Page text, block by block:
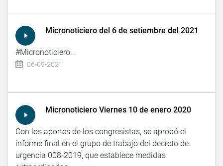
Micronoticiero del 6 de setiembre del 2021
#Micronoticiero...
06-09-2021
Micronoticiero Viernes 10 de enero 2020
Con los aportes de los congresistas, se aprobó el
informe final en el grupo de trabajo del decreto de
urgencia 008-2019, que establece medidas